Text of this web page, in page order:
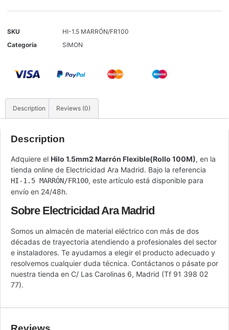
SKU
HI-1.5 MARRÓN/FR100
Categoría
SIMON
Description Reviews (0)
Description
Adquiere el Hilo 1.5mm2 Marrón Flexible(Rollo 100M), en la
tienda online de Electricidad Ara Madrid. Bajo la referencia
HI-1.5 MARRÓN/FR100, este artículo está disponible para
envío en 24/48h.
Sobre Electricidad Ara Madrid
Somos un almacén de material eléctrico con más de dos
décadas de trayectoria atendiendo a profesionales del sector
e instaladores. Te ayudamos a elegir el producto adecuado y
resolvemos cualquier duda técnica. Contáctanos o pásate por
nuestra tienda en C/ Las Carolinas 6, Madrid (Tf 91 398 02
77).